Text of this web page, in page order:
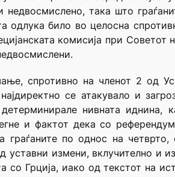
така што
одлука било во целосна
комисија при Советот
спротивно на членот 2 од
се атакувало и
нивната иднина,
и фактот дека со
граѓаните по однос на
уставни измени, вклучително и
со Грција, иако од текстот на